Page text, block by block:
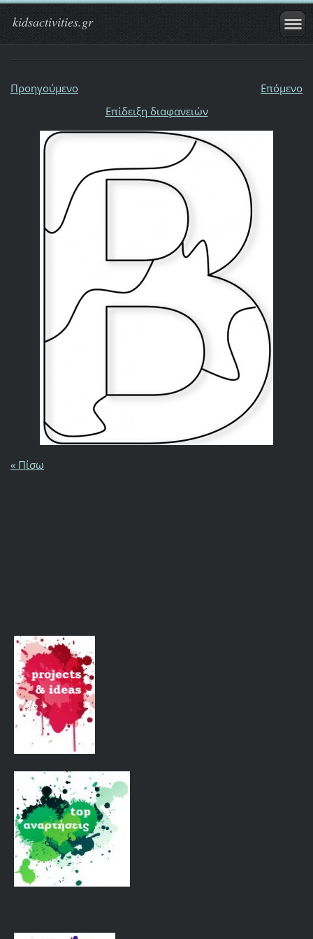
kidsactivities.gr
Προηγούμενο
Επόμενο
Επίδειξη διαφανειών
« Πίσω